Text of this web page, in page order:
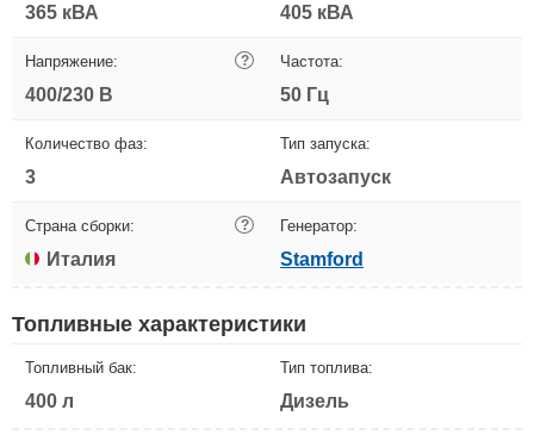
365 кВА 405 кВА
Напряжение: ?
400/230 В
Частота:
50 Гц
Количество фаз:
3
Тип запуска:
Автозапуск
Страна сборки: ?
Италия
Генератор:
Stamford
Топливные характеристики
Топливный бак:
400 л
Тип топлива:
Дизель